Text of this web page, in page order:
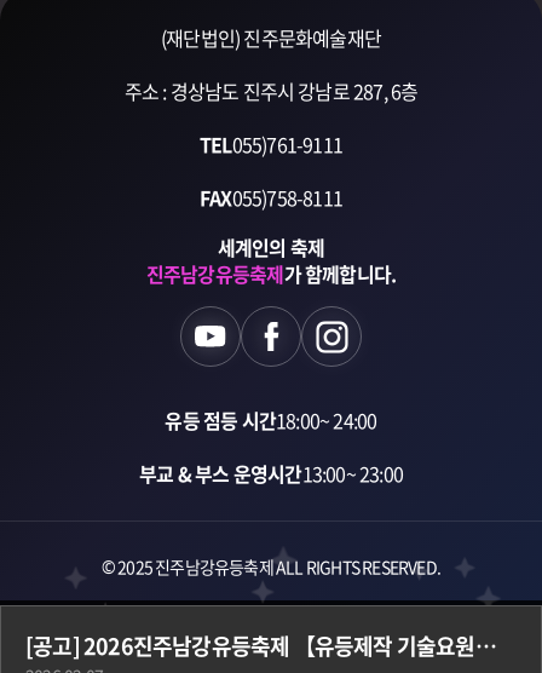
[공고] 2026진주남강유등축제 【유등제작 기술요원】 기간제 근로자 공개채용 공고
(재단법인) 진주문화예술재단
주소 : 경상남도 진주시 강남로 287, 6층
TEL055)761-9111
FAX055)758-8111
세계인의 축제
진주남강유등축제가 함께합니다.
유등 점등 시간18:00~ 24:00
부교 & 부스 운영시간13:00~ 23:00
© 2025 진주남강유등축제 ALL RIGHTS RESERVED.